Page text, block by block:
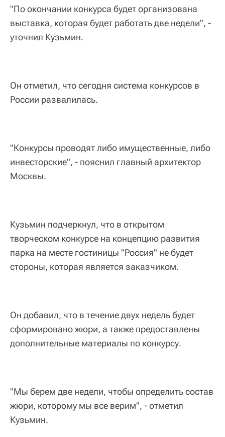
"По окончании конкурса будет организована
выставка, которая будет работать две недели", -
уточнил Кузьмин.
Он отметил, что сегодня система конкурсов в
России развалилась.
"Конкурсы проводят либо имущественные, либо
инвесторские", - пояснил главный архитектор
Москвы.
Кузьмин подчеркнул, что в открытом
творческом конкурсе на концепцию развития
парка на месте гостиницы "Россия" не будет
стороны, которая является заказчиком.
Он добавил, что в течение двух недель будет
сформировано жюри, а также предоставлены
дополнительные материалы по конкурсу.
"Мы берем две недели, чтобы определить состав
жюри, которому мы все верим", - отметил
Кузьмин.